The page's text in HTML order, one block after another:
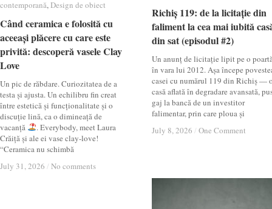
contemporană,Design de obiect
Când ceramica e folosită cu
aceeași plăcere cu care este
privită: descoperă vasele Clay
Love
Un pic de răbdare. Curiozitatea de a
testa și ajusta. Un echilibru fin creat
între estetică și funcționalitate și o
discuție lină, ca o dimineață de
vacanță
. Everybody, meet Laura
Crăiță și ale ei vase clay-love!
“Ceramica nu schimbă
July 31, 2026 / No comments
contemporană Design de obiect
Când ceramica e folosită cu
aceeași plăcere cu care este
privită: descoperă vasele Clay
Love
July 31, 2026 / No comments
Richiș 119: de la licitație din
faliment la cea mai iubită
din sat (episodul #2)
Un anunț de licitație lipit pe o
în vara lui 2012. Așa începe
casei cu numărul 119 din Richiș —
casă aflată în degradare avansată,
gaj la bancă de un investitor
falimentar, prin care ploua și
July 8, 2026 / One Comment
Richiș 119: de la licitație din
faliment la cea mai iubită
din sat (episodul #2)
July 8, 2026 / One Comment